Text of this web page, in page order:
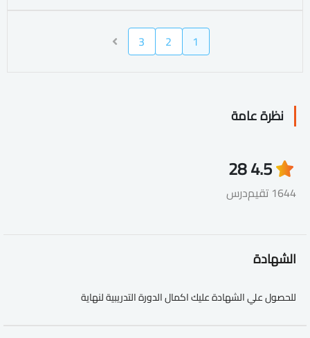
1
2
3
نظرة عامة
4.5
1644 تقيم
28
درس
الشهادة
للحصول علي الشهادة عليك اكمال الدورة التدريبية لنهاية